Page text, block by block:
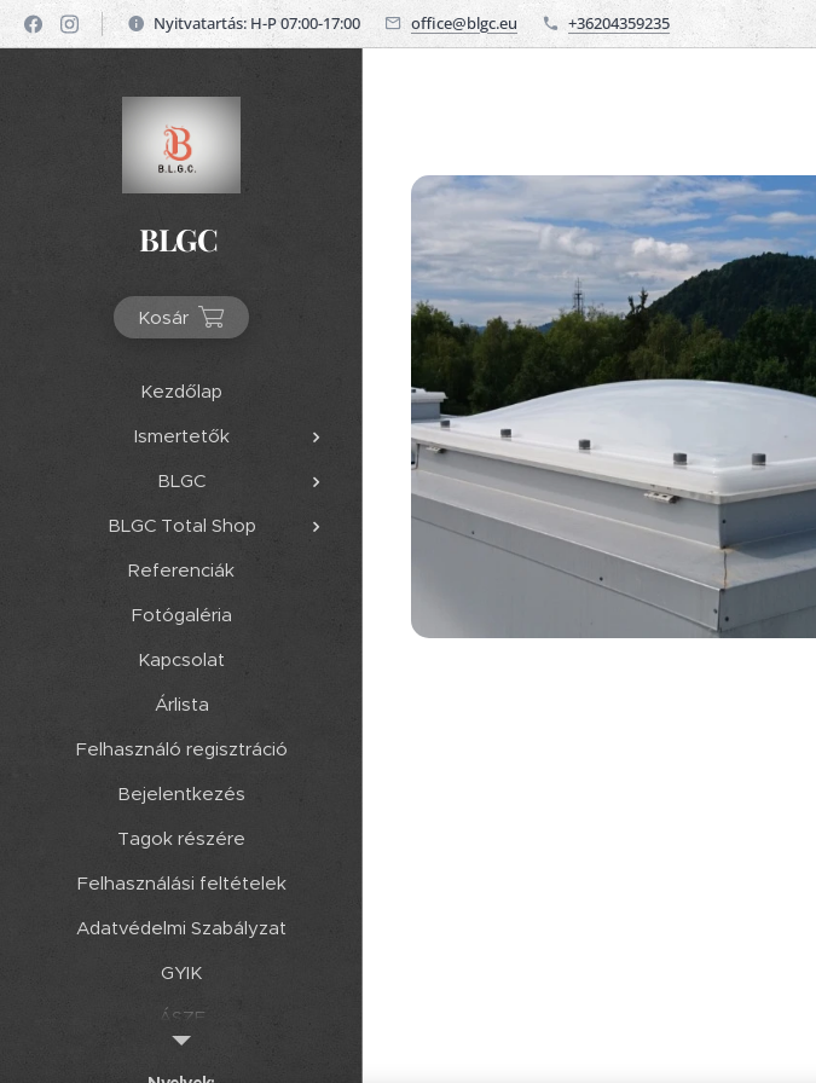
Nyitvatartás: H-P 07:00-17:00 office@blgc.eu +36204359235
BLGC
Kosár
Kezdőlap
Ismertetők
BLGC
BLGC Total Shop
Referenciák
Fotógaléria
Kapcsolat
Árlista
Felhasználó regisztráció
Bejelentkezés
Tagok részére
Felhasználási feltételek
Adatvédelmi Szabályzat
GYIK
ÁSZF